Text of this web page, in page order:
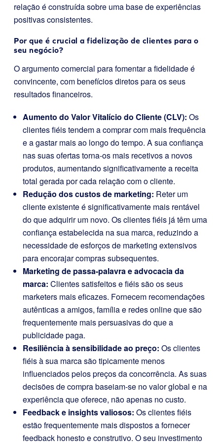
relação é construída sobre uma base de experiências
positivas consistentes.
Por que é crucial a fidelização de clientes para o
seu negócio?
O argumento comercial para fomentar a fidelidade é
convincente, com benefícios diretos para os seus
resultados financeiros.
Aumento do Valor Vitalício do Cliente (CLV): Os
clientes fiéis tendem a comprar com mais frequência
e a gastar mais ao longo do tempo. A sua confiança
nas suas ofertas torna-os mais recetivos a novos
produtos, aumentando significativamente a receita
total gerada por cada relação com o cliente.
Redução dos custos de marketing: Reter um
cliente existente é significativamente mais rentável
do que adquirir um novo. Os clientes fiéis já têm uma
confiança estabelecida na sua marca, reduzindo a
necessidade de esforços de marketing extensivos
para encorajar compras subsequentes.
Marketing de passa-palavra e advocacia da
marca: Clientes satisfeitos e fiéis são os seus
marketers mais eficazes. Fornecem recomendações
autênticas a amigos, família e redes online que são
frequentemente mais persuasivas do que a
publicidade paga.
Resiliência à sensibilidade ao preço: Os clientes
fiéis à sua marca são tipicamente menos
influenciados pelos preços da concorrência. As suas
decisões de compra baseiam-se no valor global e na
experiência que oferece, não apenas no custo.
Feedback e insights valiosos: Os clientes fiéis
estão frequentemente mais dispostos a fornecer
feedback honesto e construtivo. O seu investimento